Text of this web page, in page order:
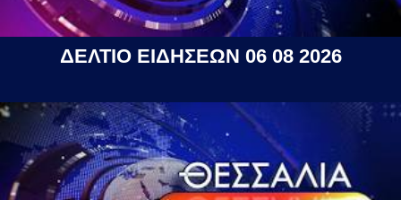
ΔΕΛΤΙΟ ΕΙΔΗΣΕΩΝ 06 08 2026